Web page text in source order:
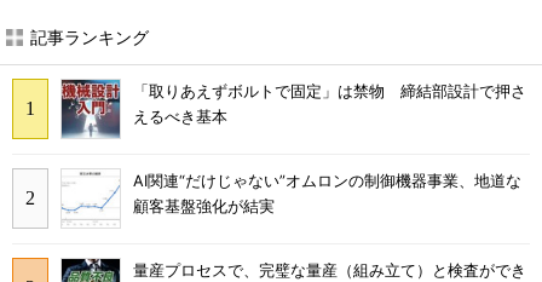
記事ランキング
「取りあえずボルトで固定」は禁物 締結部設計で押さ
えるべき基本
AI関連“だけじゃない”オムロンの制御機器事業、地道な
顧客基盤強化が結実
量産プロセスで、完璧な量産（組み立て）と検査ができ